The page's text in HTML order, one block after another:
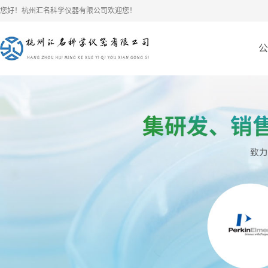
您好！杭州汇名科学仪器有限公司欢迎您！